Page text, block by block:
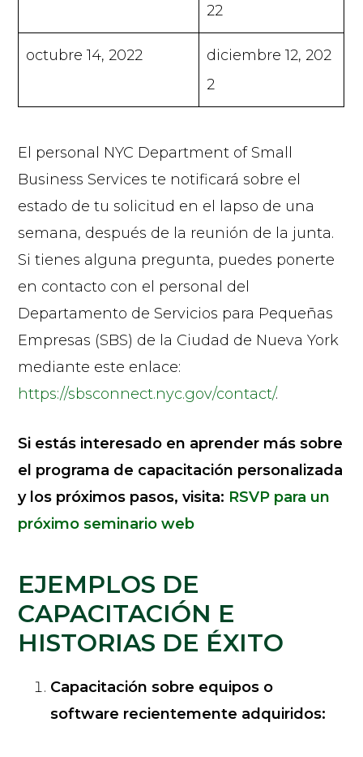
22
octubre 14, 2022
diciembre 12, 202
2
El personal NYC Department of Small
Business Services te notificará sobre el
estado de tu solicitud en el lapso de una
semana, después de la reunión de la junta.
Si tienes alguna pregunta, puedes ponerte
en contacto con el personal del
Departamento de Servicios para Pequeñas
Empresas (SBS) de la Ciudad de Nueva York
mediante este enlace:
https://sbsconnect.nyc.gov/contact/.
Si estás interesado en aprender más sobre
el programa de capacitación personalizada
y los próximos pasos, visita: RSVP para un
próximo seminario web
EJEMPLOS DE
CAPACITACIÓN E
HISTORIAS DE ÉXITO
Capacitación sobre equipos o
software recientemente adquiridos: